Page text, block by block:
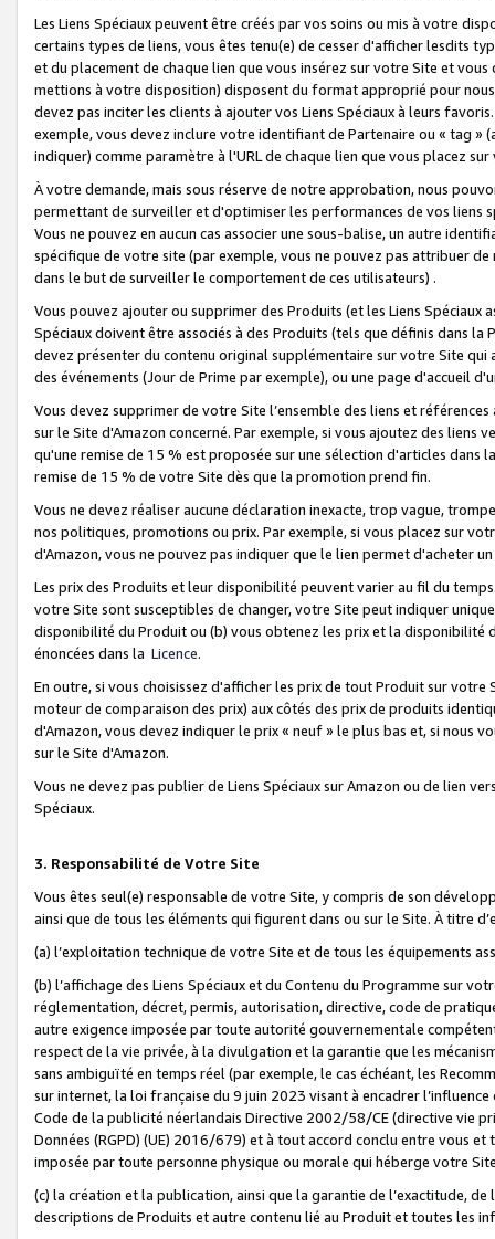
Les Liens Spéciaux peuvent être créés par vos soins ou mis à votre
certains types de liens, vous êtes tenu(e) de cesser d'afficher lesdits
et du placement de chaque lien que vous insérez sur votre Site et
mettions à votre disposition) disposent du format approprié pour
devez pas inciter les clients à ajouter vos Liens Spéciaux à leurs
exemple, vous devez inclure votre identifiant de Partenaire ou « tag
indiquer) comme paramètre à l'URL de chaque lien que vous placez
À votre demande, mais sous réserve de notre approbation, nous
permettant de surveiller et d'optimiser les performances de vos liens
Vous ne pouvez en aucun cas associer une sous-balise, un autre
spécifique de votre site (par exemple, vous ne pouvez pas attribuer
dans le but de surveiller le comportement de ces utilisateurs) .
Vous pouvez ajouter ou supprimer des Produits (et les Liens
Spéciaux doivent être associés à des Produits (tels que définis dans
devez présenter du contenu original supplémentaire sur votre Site qui
des événements (Jour de Prime par exemple), ou une page d'accueil
Vous devez supprimer de votre Site l’ensemble des liens et
sur le Site d'Amazon concerné. Par exemple, si vous ajoutez des
qu'une remise de 15 % est proposée sur une sélection d'articles
remise de 15 % de votre Site dès que la promotion prend fin.
Vous ne devez réaliser aucune déclaration inexacte, trop vague,
nos politiques, promotions ou prix. Par exemple, si vous placez sur
d'Amazon, vous ne pouvez pas indiquer que le lien permet d'acheter
Les prix des Produits et leur disponibilité peuvent varier au fil du
votre Site sont susceptibles de changer, votre Site peut indiquer
disponibilité du Produit ou (b) vous obtenez les prix et la disponibilité
énoncées dans la Licence.
En outre, si vous choisissez d'afficher les prix de tout Produit sur
moteur de comparaison des prix) aux côtés des prix de produits
d'Amazon, vous devez indiquer le prix « neuf » le plus bas et, si nous
sur le Site d'Amazon.
Vous ne devez pas publier de Liens Spéciaux sur Amazon ou de lien
Spéciaux.
3. Responsabilité de Votre Site
Vous êtes seul(e) responsable de votre Site, y compris de son
ainsi que de tous les éléments qui figurent dans ou sur le Site. À titre
(a) l’exploitation technique de votre Site et de tous les équipements
(b) l’affichage des Liens Spéciaux et du Contenu du Programme sur
réglementation, décret, permis, autorisation, directive, code de
autre exigence imposée par toute autorité gouvernementale
respect de la vie privée, à la divulgation et la garantie que les
sans ambiguïté en temps réel (par exemple, le cas échéant, les
sur internet, la loi française du 9 juin 2023 visant à encadrer
Code de la publicité néerlandais Directive 2002/58/CE (directive vie
Données (RGPD) (UE) 2016/679) et à tout accord conclu entre vous
imposée par toute personne physique ou morale qui héberge votre
(c) la création et la publication, ainsi que la garantie de l’exactitude,
descriptions de Produits et autre contenu lié au Produit et toutes les